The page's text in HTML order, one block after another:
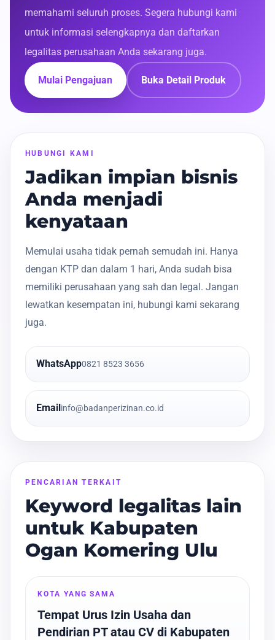
memahami seluruh proses. Segera hubungi kami
untuk informasi selengkapnya dan daftarkan
legalitas perusahaan Anda sekarang juga.
Mulai Pengajuan Buka Detail Produk
HUBUNGI KAMI
Jadikan impian bisnis
Anda menjadi
kenyataan
Memulai usaha tidak pernah semudah ini. Hanya
dengan KTP dan dalam 1 hari, Anda sudah bisa
memiliki perusahaan yang sah dan legal. Jangan
lewatkan kesempatan ini, hubungi kami sekarang
juga.
WhatsApp0821 8523 3656
Email info@badanperizinan.co.id
PENCARIAN TERKAIT
Keyword legalitas lain
untuk Kabupaten
Ogan Komering Ulu
KOTA YANG SAMA
Tempat Urus Izin Usaha dan
Pendirian PT atau CV di Kabupaten